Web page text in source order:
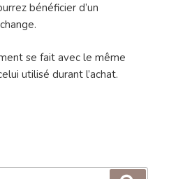
bénéficier d’un
se fait avec le même
utilisé durant l’achat.